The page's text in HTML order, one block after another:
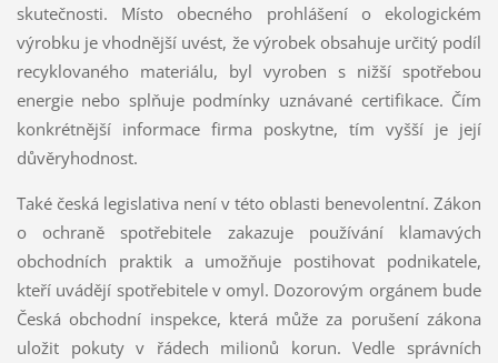
skutečnosti. Místo obecného prohlášení o ekologickém
výrobku je vhodnější uvést, že výrobek obsahuje určitý podíl
recyklovaného materiálu, byl vyroben s nižší spotřebou
energie nebo splňuje podmínky uznávané certifikace. Čím
konkrétnější informace firma poskytne, tím vyšší je její
důvěryhodnost.
Také česká legislativa není v této oblasti benevolentní. Zákon
o ochraně spotřebitele zakazuje používání klamavých
obchodních praktik a umožňuje postihovat podnikatele,
kteří uvádějí spotřebitele v omyl. Dozorovým orgánem bude
Česká obchodní inspekce, která může za porušení zákona
uložit pokuty v řádech milionů korun. Vedle správních